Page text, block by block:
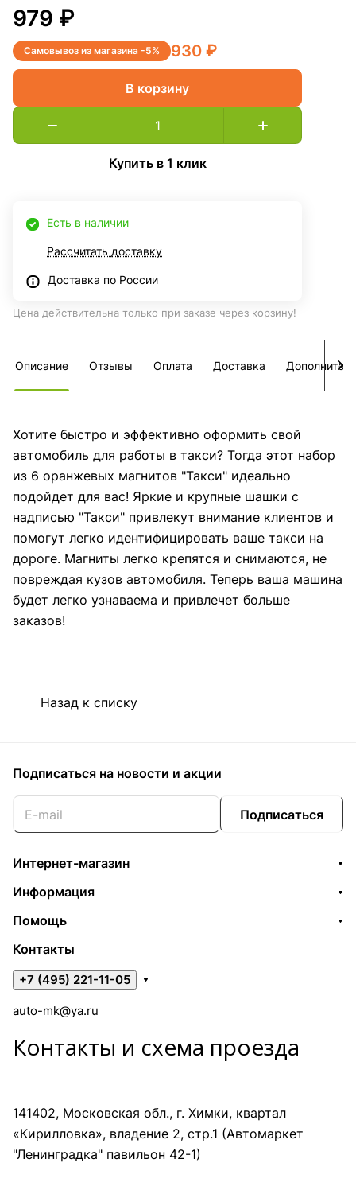
979 ₽
Самовывоз из магазина -5% 930 ₽
В корзину
Купить в 1 клик
Есть в наличии
Рассчитать доставку
Доставка по России
Цена действительна только при заказе через корзину!
Описание Отзывы Оплата Доставка
Хотите быстро и эффективно оформить свой
автомобиль для работы в такси? Тогда этот набор
из 6 оранжевых магнитов "Такси" идеально
подойдет для вас! Яркие и крупные шашки с
надписью "Такси" привлекут внимание клиентов и
помогут легко идентифицировать ваше такси на
дороге. Магниты легко крепятся и снимаются, не
повреждая кузов автомобиля. Теперь ваша машина
будет легко узнаваема и привлечет больше
заказов!
Назад к списку
Подписаться на новости и акции
Подписаться
Интернет-магазин
Информация
Помощь
Контакты
+7 (495) 221-11-05
auto-mk@ya.ru
Контакты и схема проезда
141402, Московская обл., г. Химки, квартал
«Кирилловка», владение 2, стр.1 (Автомаркет
"Ленинградка" павильон 42-1)